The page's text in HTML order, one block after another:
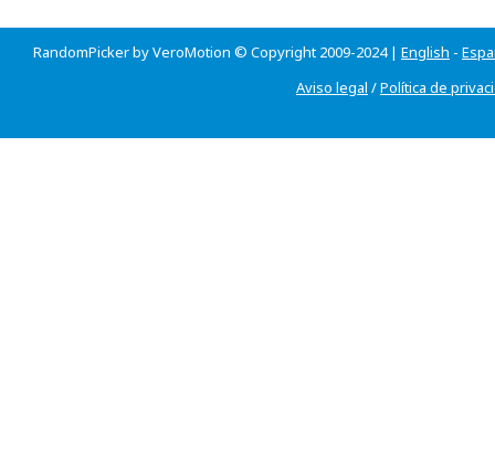
RandomPicker by VeroMotion © Copyright 2009-2024 | English -
Aviso legal /Política de